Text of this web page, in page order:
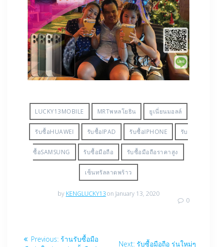
LUCKY13MOBILE MRTพหลโยธิน ยูเนี่ยนมอลล์
รับซื้อHUAWEI รับซื้อIPAD รับซื้อIPHONE รับ
ซื้อSAMSUNG รับซื้อมือถือ รับซื้อมือถือราคาสูง
เซ็นทรัลลาดพร้าว
by KENGLUCKY13on January 13, 2020
0
PostPrevious: Previous
ร้านรับซื้อมือ
Next: Next
รับซื้อมือถือ รุ่นใหม่ๆ